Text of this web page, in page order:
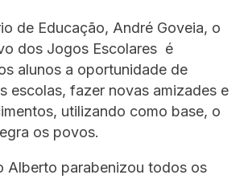
de Educação, André Goveia, o
dos Jogos Escolares é
alunos a oportunidade de
escolas, fazer novas amizades e
utilizando como base, o
os povos.
Alberto parabenizou todos os